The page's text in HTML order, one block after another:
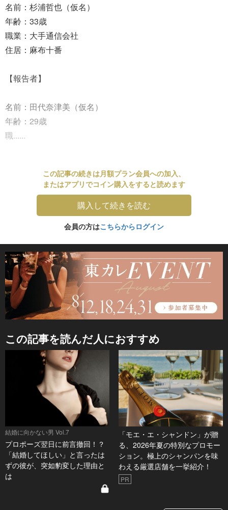
名前：杉浦哲也（仮名）
年齢：33歳
職業：大手通信会社
住居：麻布十番
【報告者】
名前：田代奈津美（仮名）
年齢：29歳
職......
この記事の続きは月額プラン会員への加入、
またはアプリでコイン購入をすると読めます
購入して続きを読む
会員の方はこちらからログイン
この記事を読んだ人におすすめ
結婚に向かない男 Vol.7
プロポーズ翌日に前言撤回！？
「結婚してほしい」と言ったは
ずの彼が、突如豹変した理由と
は
「モエ・エ・シャンドン」が贈
る、2026年夏の特別なプロモー
ション。極上のシャンパンを味
わえる厳選店舗を一挙紹介！
PR